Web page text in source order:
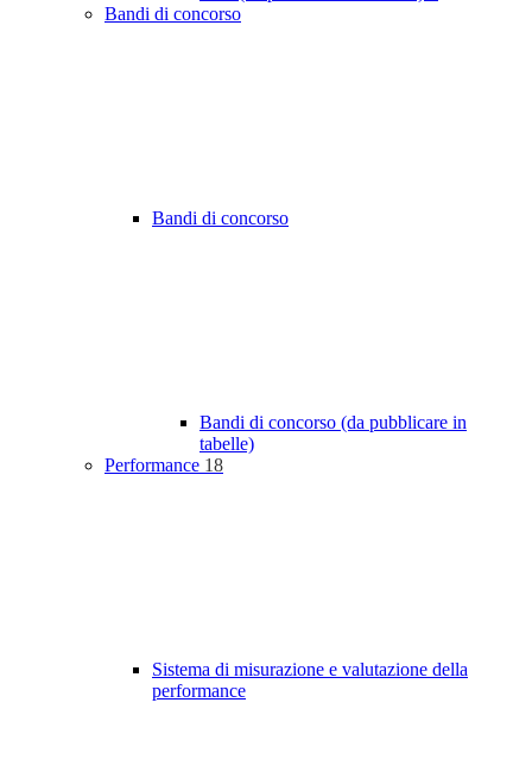
Bandi di concorso
Bandi di concorso
Bandi di concorso (da pubblicare in
tabelle)
Performance 18
Sistema di misurazione e valutazione della
performance